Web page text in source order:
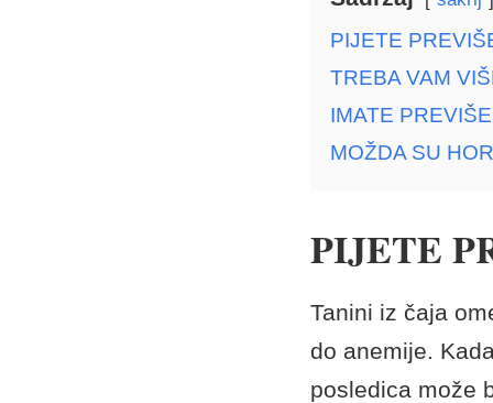
PIJETE
TREBA VAM
IMATE
MOŽDA SU
PIJETE
Tanini iz čaja
do anemije.
posledica može